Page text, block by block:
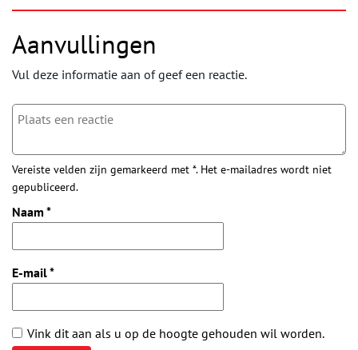
Aanvullingen
Vul deze informatie aan of geef een reactie.
Vereiste velden zijn gemarkeerd met *. Het e-mailadres wordt niet
gepubliceerd.
Naam *
E-mail*
Vink dit aan als u op de hoogte gehouden wil worden.